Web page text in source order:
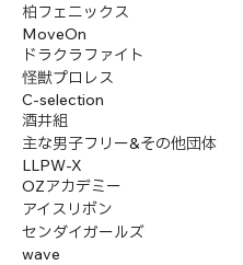
柏フェニックス
MoveOn
ドラクラファイト
怪獣プロレス
C-selection
酒井組
主な男子フリー&その他団体
LLPW-X
OZアカデミー
アイスリボン
センダイガールズ
wave